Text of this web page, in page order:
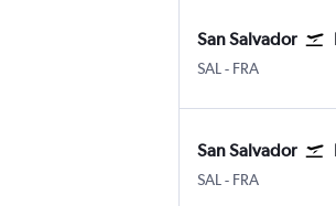
San Salvador
SAL San Salvador
- FRA
San Salvador
SAL San Salvador
- FRA